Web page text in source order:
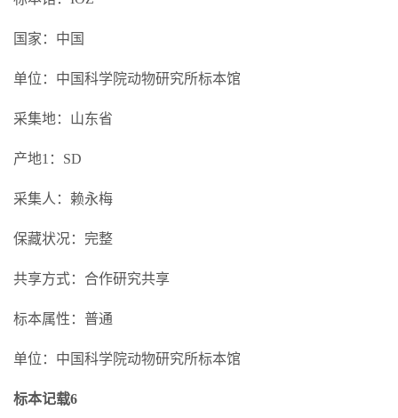
国家：中国
单位：中国科学院动物研究所标本馆
采集地：山东省
产地1：SD
采集人：赖永梅
保藏状况：完整
共享方式：合作研究共享
标本属性：普通
单位：中国科学院动物研究所标本馆
标本记载6